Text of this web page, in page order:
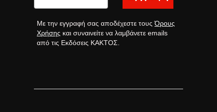
Με την εγγραφή σας αποδέχεστε τουςΌρους
Χρήσης και συναινείτε να λαμβάνετε emails
από τις Εκδόσεις ΚΑΚΤΟΣ.